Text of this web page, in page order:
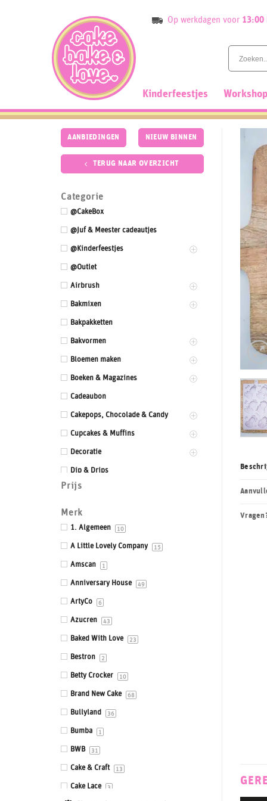
Op werkdagen voor 13:00
Kinderfeestjes
AANBIEDINGEN NIEUW BINNEN
TERUG NAAR OVERZICHT
Categorie
@CakeBox
@Juf & Meester cadeautjes
@Kinderfeestjes
@Outlet
Airbrush
Bakmixen
Bakpakketten
Bakvormen
Bloemen maken
Boeken & Magazines
Cadeaubon
Cakepops, Chocolade & Candy
Cupcakes & Muffins
Decoratie
Dip & Drips
Dozen & Dummies
Drums & Boards
Eetbaar kant
Eetbare prints
Fondant, Icing & Marsepein
Gepersonaliseerde Taarttoppers
Gereedschappen & Materialen
Icing
Impressie en Embossing matten &
stempels
Ingrediënten
Isomalt
Kleurstoffen
Siliconen mallen
Smaakstoffen
Standaards
Stencils
Sugar Press
Prijs
Merk
1. Algemeen 10
A Little Lovely Company 15
Amscan 1
Anniversary House 49
ArtyCo 6
Azucren 43
Baked With Love 23
Bestron 2
Betty Crocker 10
Brand New Cake 68
Bullyland 36
Bumba 1
BWB 31
Cake & Craft 13
Cake Lace 3